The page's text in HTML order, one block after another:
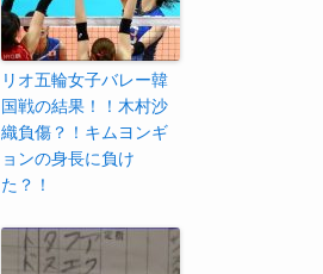
リオ五輪女子バレー韓
国戦の結果！！木村沙
織負傷？！キムヨンギ
ョンの身長に負け
た？！